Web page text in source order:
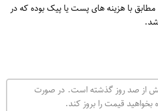
مطابق با هزینه های پست یا پیک بوده که در
بیش از صد روز گذشته است. در صورت
بخواهید قیمت را بروز کند.